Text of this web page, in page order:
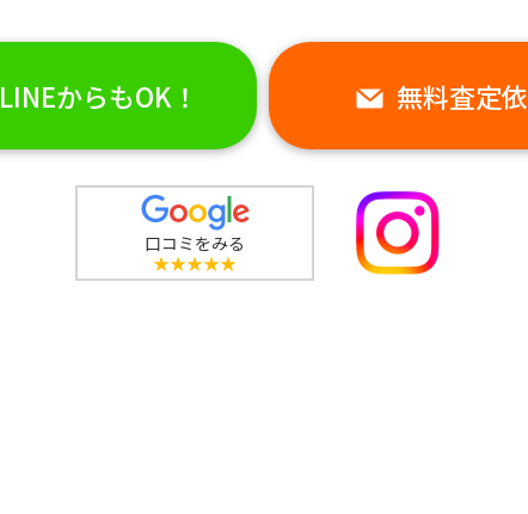
LINEからもOK！ 無料査定
口コミをみる
★★★★★